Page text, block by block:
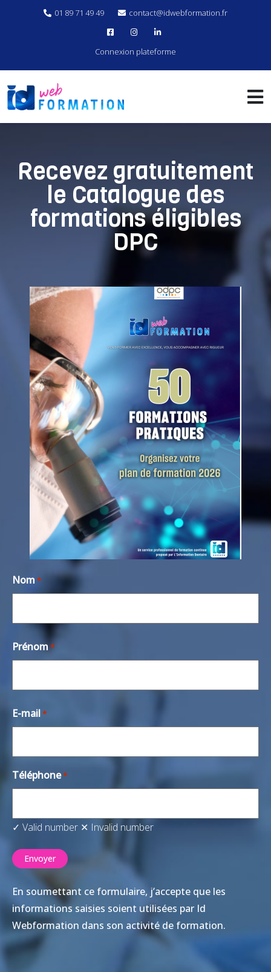
01 89 71 49 49 contact@idwebformation.fr
Connexion plateforme
Recevez gratuitement
le Catalogue des
formations éligibles
DPC
Nom *
Prénom*
E-mail*
Téléphone*
✓ Valid number ✕ Invalid number
En soumettant ce formulaire, j’accepte que les
informations saisies soient utilisées par Id
Webformation dans son activité de formation.